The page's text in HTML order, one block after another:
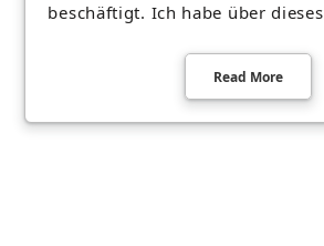
beschäftigt. Ich habe über dieses
Read More